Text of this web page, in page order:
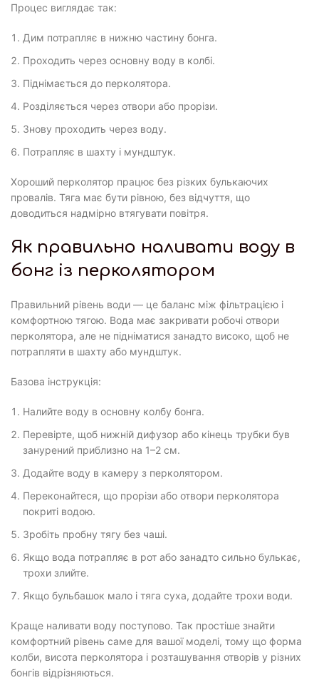
Процес виглядає так:
Дим потрапляє в нижню частину бонга.
Проходить через основну воду в колбі.
Піднімається до перколятора.
Розділяється через отвори або прорізи.
Знову проходить через воду.
Потрапляє в шахту і мундштук.
Хороший перколятор працює без різких булькаючих
провалів. Тяга має бути рівною, без відчуття, що
доводиться надмірно втягувати повітря.
Як правильно наливати воду в
бонг із перколятором
Правильний рівень води — це баланс між фільтрацією і
комфортною тягою. Вода має закривати робочі отвори
перколятора, але не підніматися занадто високо, щоб не
потрапляти в шахту або мундштук.
Базова інструкція:
Налийте воду в основну колбу бонга.
Перевірте, щоб нижній дифузор або кінець трубки був
занурений приблизно на 1–2 см.
Додайте воду в камеру з перколятором.
Переконайтеся, що прорізи або отвори перколятора
покриті водою.
Зробіть пробну тягу без чаші.
Якщо вода потрапляє в рот або занадто сильно булькає,
трохи злийте.
Якщо бульбашок мало і тяга суха, додайте трохи води.
Краще наливати воду поступово. Так простіше знайти
комфортний рівень саме для вашої моделі, тому що форма
колби, висота перколятора і розташування отворів у різних
бонгів відрізняються.